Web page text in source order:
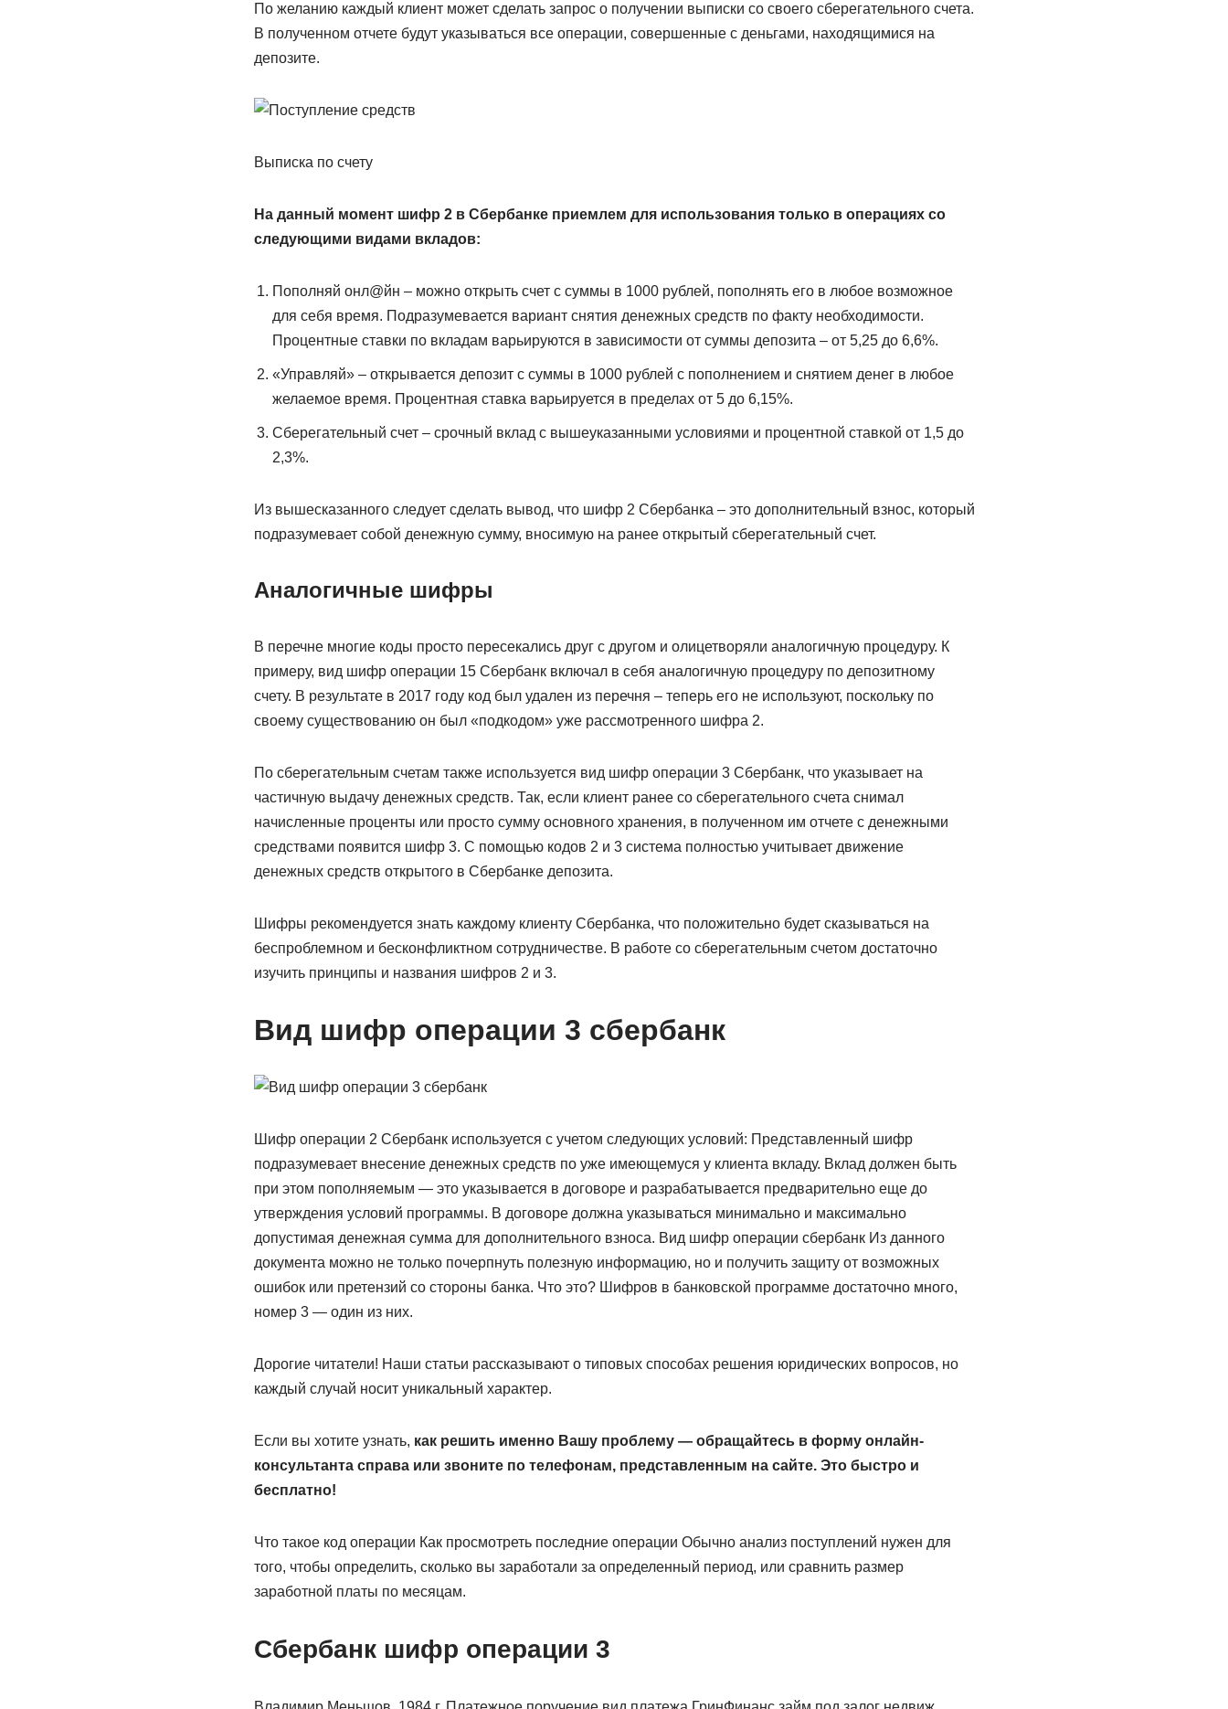
По желанию каждый клиент может сделать запрос о получении выписки со своего сберегательного счета.
В полученном отчете будут указываться все операции, совершенные с деньгами, находящимися на
депозите.
Выписка по счету
На данный момент шифр 2 в Сбербанке приемлем для использования только в операциях со
следующими видами вкладов:
Пополняй онл@йн – можно открыть счет с суммы в 1000 рублей, пополнять его в любое возможное
для себя время. Подразумевается вариант снятия денежных средств по факту необходимости.
Процентные ставки по вкладам варьируются в зависимости от суммы депозита – от 5,25 до 6,6%.
«Управляй» – открывается депозит с суммы в 1000 рублей с пополнением и снятием денег в любое
желаемое время. Процентная ставка варьируется в пределах от 5 до 6,15%.
Сберегательный счет – срочный вклад с вышеуказанными условиями и процентной ставкой от 1,5 до
2,3%.
Из вышесказанного следует сделать вывод, что шифр 2 Сбербанка – это дополнительный взнос, который
подразумевает собой денежную сумму, вносимую на ранее открытый сберегательный счет.
Аналогичные шифры
В перечне многие коды просто пересекались друг с другом и олицетворяли аналогичную процедуру. К
примеру, вид шифр операции 15 Сбербанк включал в себя аналогичную процедуру по депозитному
счету. В результате в 2017 году код был удален из перечня – теперь его не используют, поскольку по
своему существованию он был «подкодом» уже рассмотренного шифра 2.
По сберегательным счетам также используется вид шифр операции 3 Сбербанк, что указывает на
частичную выдачу денежных средств. Так, если клиент ранее со сберегательного счета снимал
начисленные проценты или просто сумму основного хранения, в полученном им отчете с денежными
средствами появится шифр 3. С помощью кодов 2 и 3 система полностью учитывает движение
денежных средств открытого в Сбербанке депозита.
Шифры рекомендуется знать каждому клиенту Сбербанка, что положительно будет сказываться на
беспроблемном и бесконфликтном сотрудничестве. В работе со сберегательным счетом достаточно
изучить принципы и названия шифров 2 и 3.
Вид шифр операции 3 сбербанк
Шифр операции 2 Сбербанк используется с учетом следующих условий: Представленный шифр
подразумевает внесение денежных средств по уже имеющемуся у клиента вкладу. Вклад должен быть
при этом пополняемым — это указывается в договоре и разрабатывается предварительно еще до
утверждения условий программы. В договоре должна указываться минимально и максимально
допустимая денежная сумма для дополнительного взноса. Вид шифр операции сбербанк Из данного
документа можно не только почерпнуть полезную информацию, но и получить защиту от возможных
ошибок или претензий со стороны банка. Что это? Шифров в банковской программе достаточно много,
номер 3 — один из них.
Дорогие читатели! Наши статьи рассказывают о типовых способах решения юридических вопросов, но
каждый случай носит уникальный характер.
Если вы хотите узнать, как решить именно Вашу проблему — обращайтесь в форму онлайн-
консультанта справа или звоните по телефонам, представленным на сайте. Это быстро и
бесплатно!
Что такое код операции Как просмотреть последние операции Обычно анализ поступлений нужен для
того, чтобы определить, сколько вы заработали за определенный период, или сравнить размер
заработной платы по месяцам.
Сбербанк шифр операции 3